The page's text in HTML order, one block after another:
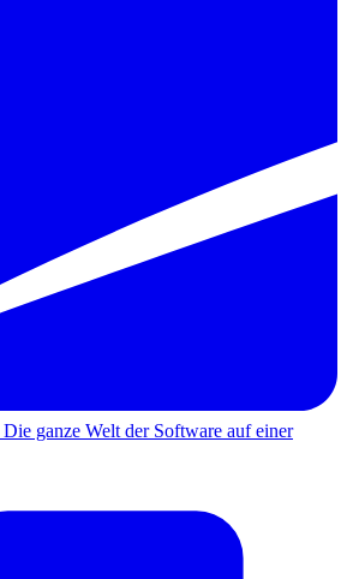
Die ganze Welt der Software auf einer